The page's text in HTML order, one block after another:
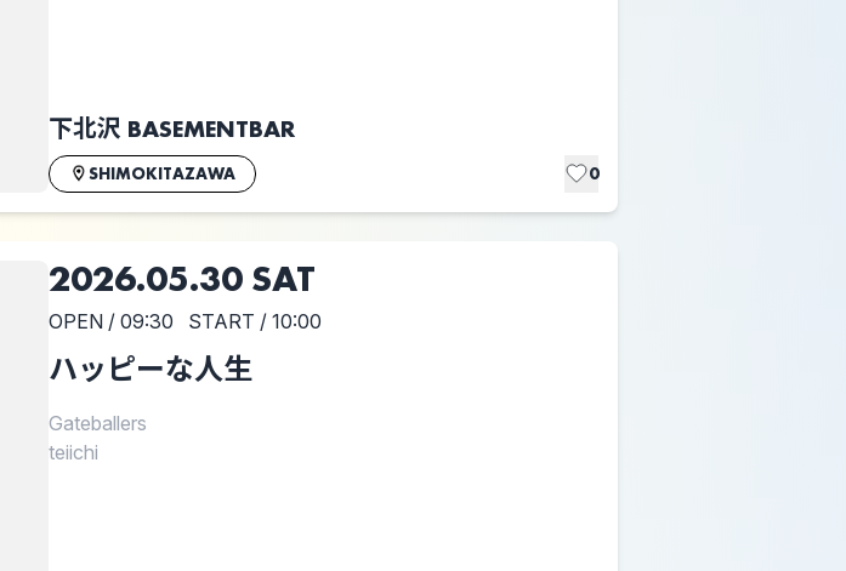
下北沢 BASEMENTBAR
SHIMOKITAZAWA 0
2026.05.30 SAT
OPEN / 09:30 START / 10:00
ハッピーな人生
Gateballers
teiichi